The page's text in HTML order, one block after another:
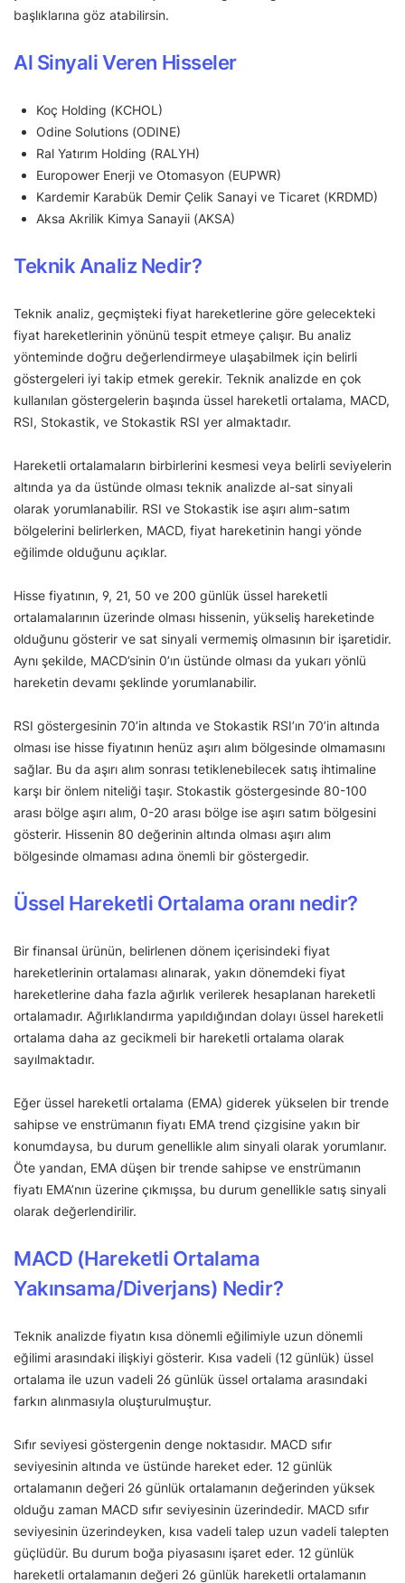
başlıklarına göz atabilirsin.
Al Sinyali Veren Hisseler
Koç Holding (KCHOL)
Odine Solutions (ODINE)
Ral Yatırım Holding (RALYH)
Europower Enerji ve Otomasyon (EUPWR)
Kardemir Karabük Demir Çelik Sanayi ve Ticaret (KRDMD)
Aksa Akrilik Kimya Sanayii (AKSA)
Teknik Analiz Nedir?
Teknik analiz, geçmişteki fiyat hareketlerine göre gelecekteki
fiyat hareketlerinin yönünü tespit etmeye çalışır. Bu analiz
yönteminde doğru değerlendirmeye ulaşabilmek için belirli
göstergeleri iyi takip etmek gerekir. Teknik analizde en çok
kullanılan göstergelerin başında üssel hareketli ortalama, MACD,
RSI, Stokastik, ve Stokastik RSI yer almaktadır.
Hareketli ortalamaların birbirlerini kesmesi veya belirli seviyelerin
altında ya da üstünde olması teknik analizde al-sat sinyali
olarak yorumlanabilir. RSI ve Stokastik ise aşırı alım-satım
bölgelerini belirlerken, MACD, fiyat hareketinin hangi yönde
eğilimde olduğunu açıklar.
Hisse fiyatının, 9, 21, 50 ve 200 günlük üssel hareketli
ortalamalarının üzerinde olması hissenin, yükseliş hareketinde
olduğunu gösterir ve sat sinyali vermemiş olmasının bir işaretidir.
Aynı şekilde, MACD’sinin 0’ın üstünde olması da yukarı yönlü
hareketin devamı şeklinde yorumlanabilir.
RSI göstergesinin 70’in altında ve Stokastik RSI’ın 70’in altında
olması ise hisse fiyatının henüz aşırı alım bölgesinde olmamasını
sağlar. Bu da aşırı alım sonrası tetiklenebilecek satış ihtimaline
karşı bir önlem niteliği taşır. Stokastik göstergesinde 80-100
arası bölge aşırı alım, 0-20 arası bölge ise aşırı satım bölgesini
gösterir. Hissenin 80 değerinin altında olması aşırı alım
bölgesinde olmaması adına önemli bir göstergedir.
Üssel Hareketli Ortalama oranı nedir?
Bir finansal ürünün, belirlenen dönem içerisindeki fiyat
hareketlerinin ortalaması alınarak, yakın dönemdeki fiyat
hareketlerine daha fazla ağırlık verilerek hesaplanan hareketli
ortalamadır. Ağırlıklandırma yapıldığından dolayı üssel hareketli
ortalama daha az gecikmeli bir hareketli ortalama olarak
sayılmaktadır.
Eğer üssel hareketli ortalama (EMA) giderek yükselen bir trende
sahipse ve enstrümanın fiyatı EMA trend çizgisine yakın bir
konumdaysa, bu durum genellikle alım sinyali olarak yorumlanır.
Öte yandan, EMA düşen bir trende sahipse ve enstrümanın
fiyatı EMA’nın üzerine çıkmışsa, bu durum genellikle satış sinyali
olarak değerlendirilir.
MACD (Hareketli Ortalama
Yakınsama/Diverjans) Nedir?
Teknik analizde fiyatın kısa dönemli eğilimiyle uzun dönemli
eğilimi arasındaki ilişkiyi gösterir. Kısa vadeli (12 günlük) üssel
ortalama ile uzun vadeli 26 günlük üssel ortalama arasındaki
farkın alınmasıyla oluşturulmuştur.
Sıfır seviyesi göstergenin denge noktasıdır. MACD sıfır
seviyesinin altında ve üstünde hareket eder. 12 günlük
ortalamanın değeri 26 günlük ortalamanın değerinden yüksek
olduğu zaman MACD sıfır seviyesinin üzerindedir. MACD sıfır
seviyesinin üzerindeyken, kısa vadeli talep uzun vadeli talepten
güçlüdür. Bu durum boğa piyasasını işaret eder. 12 günlük
hareketli ortalamanın değeri 26 günlük hareketli ortalamanın